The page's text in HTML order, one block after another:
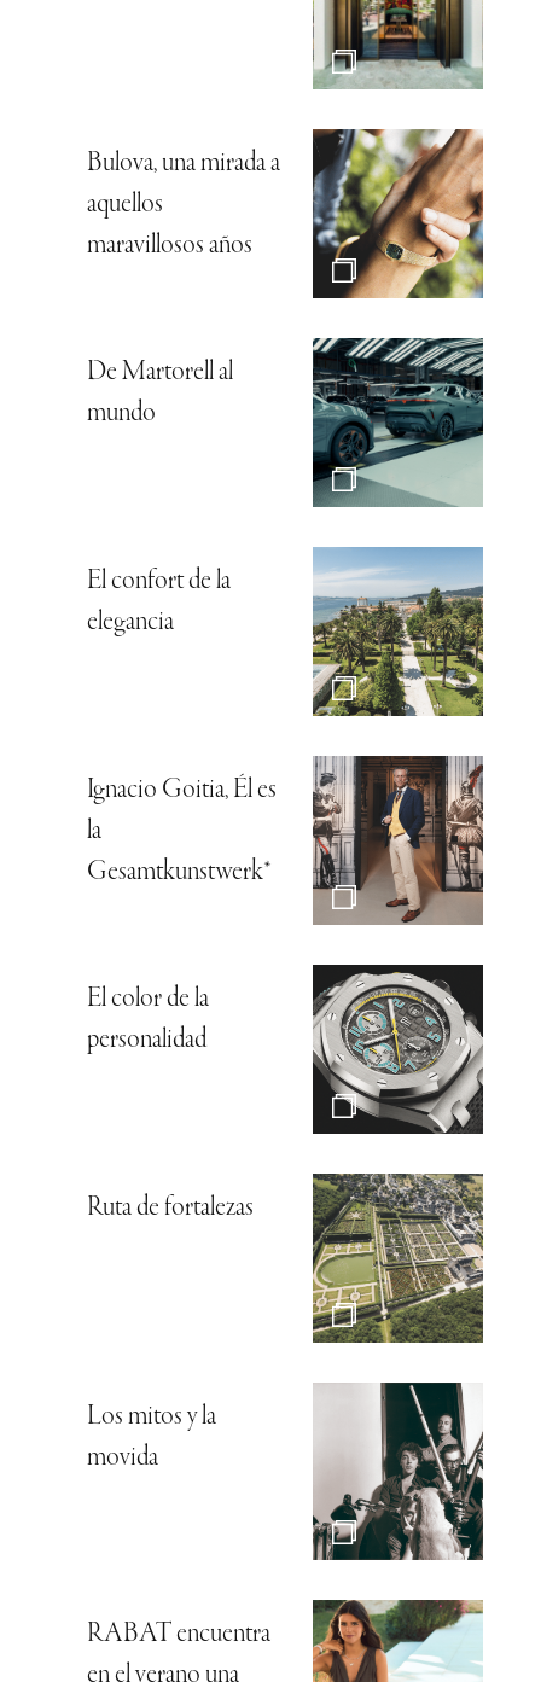
Bulova, una mirada a
aquellos
maravillosos años
De Martorell al
mundo
El confort de la
elegancia
Ignacio Goitia, Él es
la
Gesamtkunstwerk*
El color de la
personalidad
Ruta de fortalezas
Los mitos y la
movida
RABAT encuentra
en el verano una